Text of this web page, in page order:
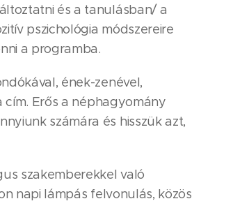
és a tanulásban/ a
pszichológia módszereire
a programba.
ének-zenével,
Erős a néphagyomány
számára és hisszük azt,
szakemberekkel való
napi lámpás felvonulás, közös